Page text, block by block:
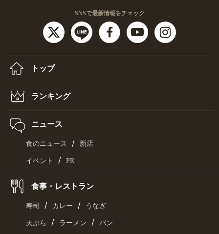
SNSで最新情報をチェック
トップ
ランキング
ニュース
食のニュース / 新店
イベント / PR
食事・レストラン
寿司 / カレー / うなぎ
天ぷら / ラーメン / パン